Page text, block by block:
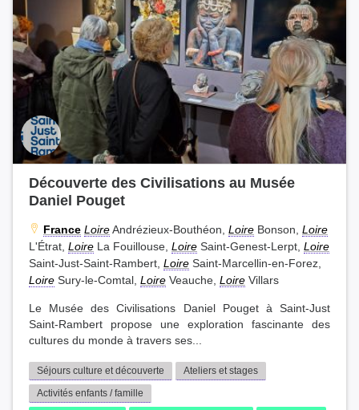
Découverte des Civilisations au Musée
Daniel Pouget
France LoireAndrézieux-Bouthéon, Loire Bonson, Loire
L'Étrat, Loire La Fouillouse, Loire Saint-Genest-Lerpt, Loire
Saint-Just-Saint-Rambert, Loire Saint-Marcellin-en-Forez,
Loire Sury-le-Comtal, Loire Veauche, Loire Villars
Le Musée des Civilisations Daniel Pouget à Saint-Just
Saint-Rambert propose une exploration fascinante des
cultures du monde à travers ses...
Séjours culture et découverte
Ateliers et stages
Activités enfants / famille